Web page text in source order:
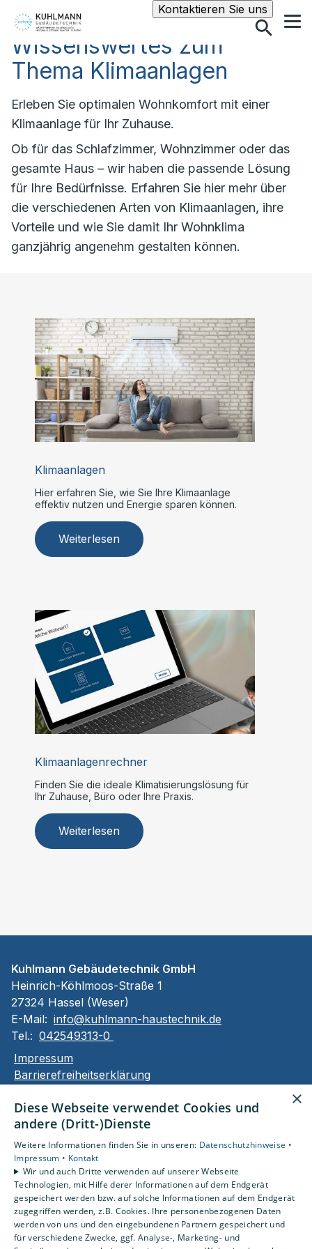
Kontaktieren Sie unsSuche
Wissenswertes zum
Thema Klimaanlagen
Erleben Sie optimalen Wohnkomfort mit einer
Klimaanlage für Ihr Zuhause.
Ob für das Schlafzimmer, Wohnzimmer oder das
gesamte Haus – wir haben die passende Lösung
für Ihre Bedürfnisse. Erfahren Sie hier mehr über
die verschiedenen Arten von Klimaanlagen, ihre
Vorteile und wie Sie damit Ihr Wohnklima
ganzjährig angenehm gestalten können.
Klimaanlagen
Hier erfahren Sie, wie Sie Ihre Klimaanlage
effektiv nutzen und Energie sparen können.
Weiterlesen
Klimaanlagenrechner
Finden Sie die ideale Klimatisierungslösung für
Ihr Zuhause, Büro oder Ihre Praxis.
Weiterlesen
Kuhlmann Gebäudetechnik GmbH
Heinrich-Köhlmoos-Straße 1
27324 Hassel (Weser)
E-Mail: info@kuhlmann-haustechnik.de
Tel.: 042549313-0
Impressum
Barrierefreiheitserklärung
AGB
Unsere Bereiche
Privatkunden
Karriere
Unternehmen
Kontakt
×
Diese Webseite verwendet Cookies und
andere (Dritt-)Dienste
Weitere Informationen finden Sie in unseren: Datenschutzhinweise •
Impressum • Kontakt
Wir und auch Dritte verwenden auf unserer Webseite
Technologien, mit Hilfe derer Informationen auf dem Endgerät
gespeichert werden bzw. auf solche Informationen auf dem Endgerät
zugegriffen werden, z.B. Cookies. Ihre personenbezogenen Daten
werden von uns und den eingebundenen Partnern gespeichert und
für verschiedene Zwecke, ggf. Analyse-, Marketing- und